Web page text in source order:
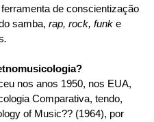
de conscientização
samba, rap, rock, funk e
.
nos anos 1950, nos EUA,
Comparativa, tendo,
of Music?? (1964), por